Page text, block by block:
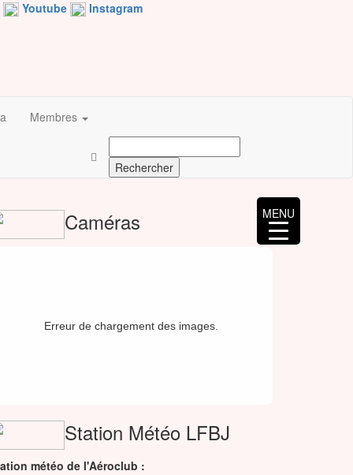
Youtube Instagram
Membres
Caméras
Erreur de chargement des images.
Station Météo LFBJ
météo de l'Aéroclub :
MENU